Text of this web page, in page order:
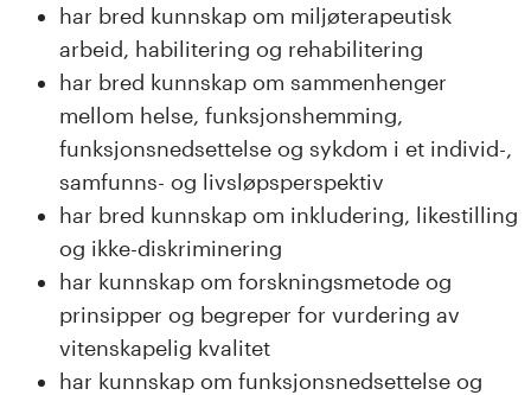
har bred kunnskap om miljøterapeutisk
arbeid, habilitering og rehabilitering
har bred kunnskap om sammenhenger
mellom helse, funksjonshemming,
funksjonsnedsettelse og sykdom i et individ-,
samfunns- og livsløpsperspektiv
har bred kunnskap om inkludering, likestilling
og ikke-diskriminering
har kunnskap om forskningsmetode og
prinsipper og begreper for vurdering av
vitenskapelig kvalitet
har kunnskap om funksjonsnedsettelse og